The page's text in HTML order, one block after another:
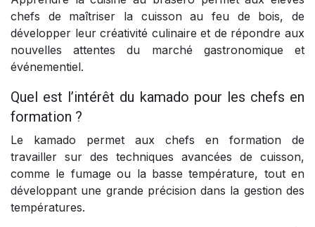
chefs de maîtriser la cuisson au feu de bois, de
développer leur créativité culinaire et de répondre aux
nouvelles attentes du marché gastronomique et
événementiel.
Quel est l’intérêt du kamado pour les chefs en
formation ?
Le kamado permet aux chefs en formation de
travailler sur des techniques avancées de cuisson,
comme le fumage ou la basse température, tout en
développant une grande précision dans la gestion des
températures.